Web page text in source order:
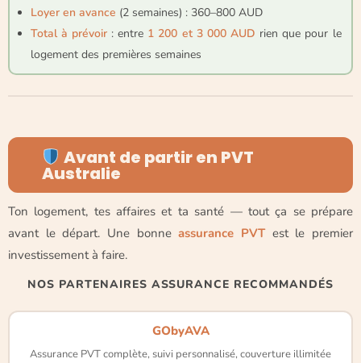
Loyer en avance (2 semaines) : 360–800 AUD
Total à prévoir: entre 1 200 et 3 000 AUD rien que pour le
logement des premières semaines
Avant de partir en PVT
Australie
Ton logement, tes affaires et ta santé — tout ça se prépare
avant le départ. Une bonneassurance PVTest le premier
investissement à faire.
NOS PARTENAIRES ASSURANCE RECOMMANDÉS
GObyAVA
Assurance PVT complète, suivi personnalisé, couverture illimitée